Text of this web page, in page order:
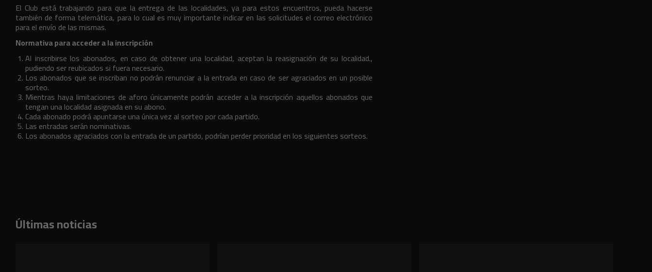
El Club está trabajando para que la entrega de las localidades, ya para estos encuentros, pueda hacerse
también de forma telemática, para lo cual es muy importante indicar en las solicitudes el correo electrónico
para el envío de las mismas.
Normativa para acceder a la inscripción
Al inscribirse los abonados, en caso de obtener una localidad, aceptan la reasignación de su localidad.,
pudiendo ser reubicados si fuera necesario.
Los abonados que se inscriban no podrán renunciar a la entrada en caso de ser agraciados en un posible
sorteo.
Mientras haya limitaciones de aforo únicamente podrán acceder a la inscripción aquellos abonados que
tengan una localidad asignada en su abono.
Cada abonado podrá apuntarse una única vez al sorteo por cada partido.
Las entradas serán nominativas.
Los abonados agraciados con la entrada de un partido, podrían perder prioridad en los siguientes sorteos.
Últimas noticias